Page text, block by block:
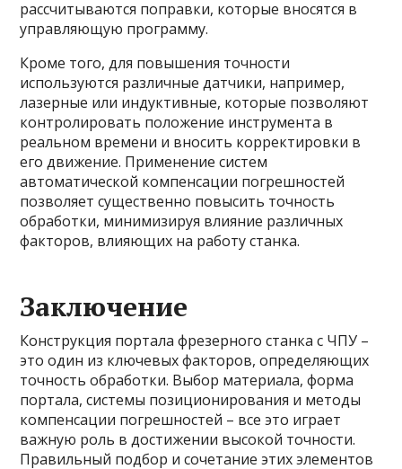
рассчитываются поправки, которые вносятся в
управляющую программу.
Кроме того, для повышения точности
используются различные датчики, например,
лазерные или индуктивные, которые позволяют
контролировать положение инструмента в
реальном времени и вносить корректировки в
его движение. Применение систем
автоматической компенсации погрешностей
позволяет существенно повысить точность
обработки, минимизируя влияние различных
факторов, влияющих на работу станка.
Заключение
Конструкция портала фрезерного станка с ЧПУ –
это один из ключевых факторов, определяющих
точность обработки. Выбор материала, форма
портала, системы позиционирования и методы
компенсации погрешностей – все это играет
важную роль в достижении высокой точности.
Правильный подбор и сочетание этих элементов